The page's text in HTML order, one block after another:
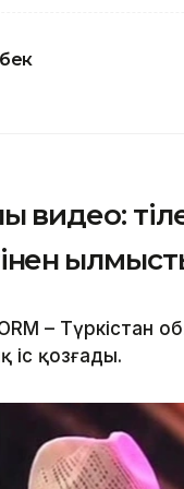
– Түркістан
іс қозғады.